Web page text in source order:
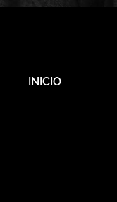
INICIO